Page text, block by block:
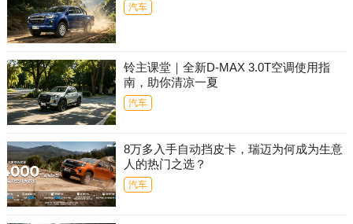
汽车
铃主课堂｜全新D-MAX 3.0T空调使用指
南，助你清凉一夏
汽车
8万多入手自动挡皮卡，瑞迈为何成为生意
人的热门之选？
汽车